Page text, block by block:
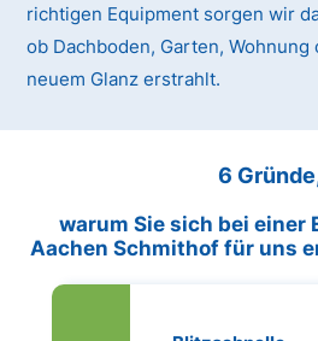
richtigen Equipment sorgen wir
ob Dachboden, Garten,
neuem Glanz erstrahlt.
6
warum Sie sich bei einer
Aachen Schmithof für uns